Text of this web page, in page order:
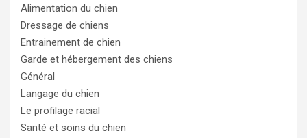
e
r
Alimentation du chien
Dressage de chiens
Entrainement de chien
Garde et hébergement des chiens
Général
Langage du chien
Le profilage racial
Santé et soins du chien